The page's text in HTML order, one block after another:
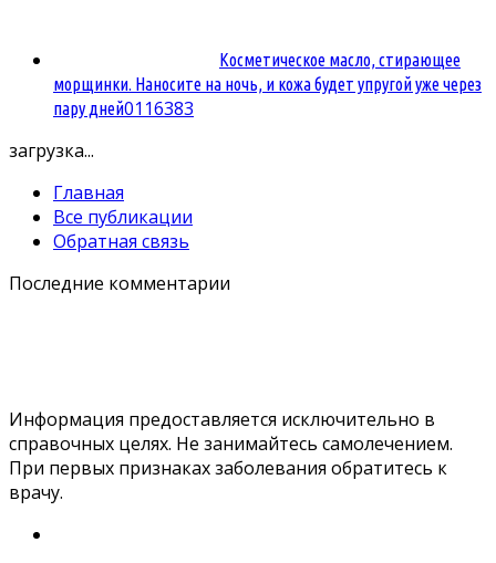
Косметическое масло, стирающее
морщинки. Наносите на ночь, и кожа будет упругой уже через
пару дней0116383
загрузка...
Главная
Все публикации
Обратная связь
Последние комментарии
Информация предоставляется исключительно в
справочных целях. Не занимайтесь самолечением.
При первых признаках заболевания обратитесь к
врачу.